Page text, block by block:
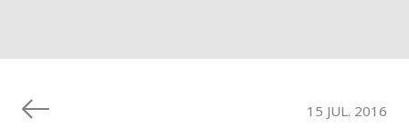
15 JUL. 2016